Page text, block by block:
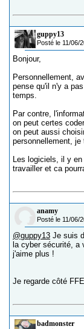
guppy13
Posté le 11/06/
Bonjour,
Personnellement,
pense qu'il n'y a
temps.
Par contre,
on peut certes
on peut aussi
personnellement,
Les logiciels, il y
travailler et ca
anamy
Posté le 11/06/
@guppy13 Je suis
la cyber sécurité, a
j'aime plus !
Je regarde côté
badmonster